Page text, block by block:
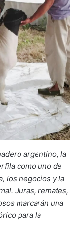
argentino, la
como uno de
los negocios y la
Juras, remates,
marcarán una
para la